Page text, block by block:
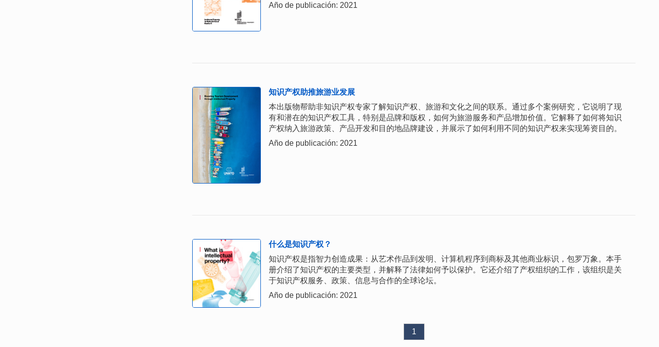
Año de publicación: 2021
知识产权助推旅游业发展
本出版物帮助非知识产权专家了解知识产权、旅游和文化之间的联系。通过多个案例研究，它说明了现
有和潜在的知识产权工具，特别是品牌和版权，如何为旅游服务和产品增加价值。它解释了如何将知识
产权纳入旅游政策、产品开发和目的地品牌建设，并展示了如何利用不同的知识产权来实现筹资目的。
Año de publicación: 2021
什么是知识产权？
知识产权是指智力创造成果：从艺术作品到发明、计算机程序到商标及其他商业标识，包罗万象。本手
册介绍了知识产权的主要类型，并解释了法律如何予以保护。它还介绍了产权组织的工作，该组织是关
于知识产权服务、政策、信息与合作的全球论坛。
Año de publicación: 2021
1